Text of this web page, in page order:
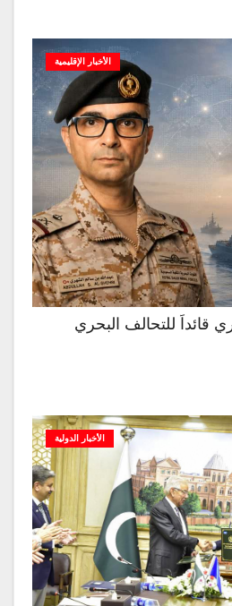
الأخبار الإقليمية
قائداً للتحالف البحري
الأخبار الدولية